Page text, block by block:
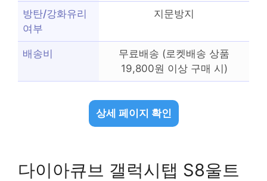
방탄/강화유리
여부
지문방지
배송비
무료배송 (로켓배송 상품
19,800원 이상 구매 시)
상세 페이지 확인
다이아큐브 갤럭시탭 S8울트